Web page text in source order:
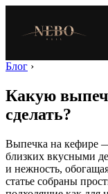
Блог ›
Какую
сделать?
Выпечка на кефире
близких вкусными
и нежность,
статье собраны